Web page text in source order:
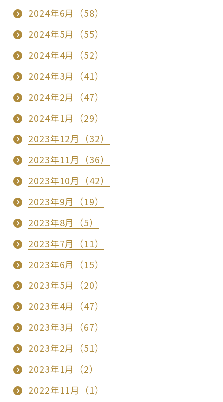
2024年6月（58）
2024年5月（55）
2024年4月（52）
2024年3月（41）
2024年2月（47）
2024年1月（29）
2023年12月（32）
2023年11月（36）
2023年10月（42）
2023年9月（19）
2023年8月（5）
2023年7月（11）
2023年6月（15）
2023年5月（20）
2023年4月（47）
2023年3月（67）
2023年2月（51）
2023年1月（2）
2022年11月（1）